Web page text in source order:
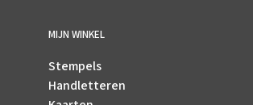
MIJN WINKEL
Stempels
Handletteren